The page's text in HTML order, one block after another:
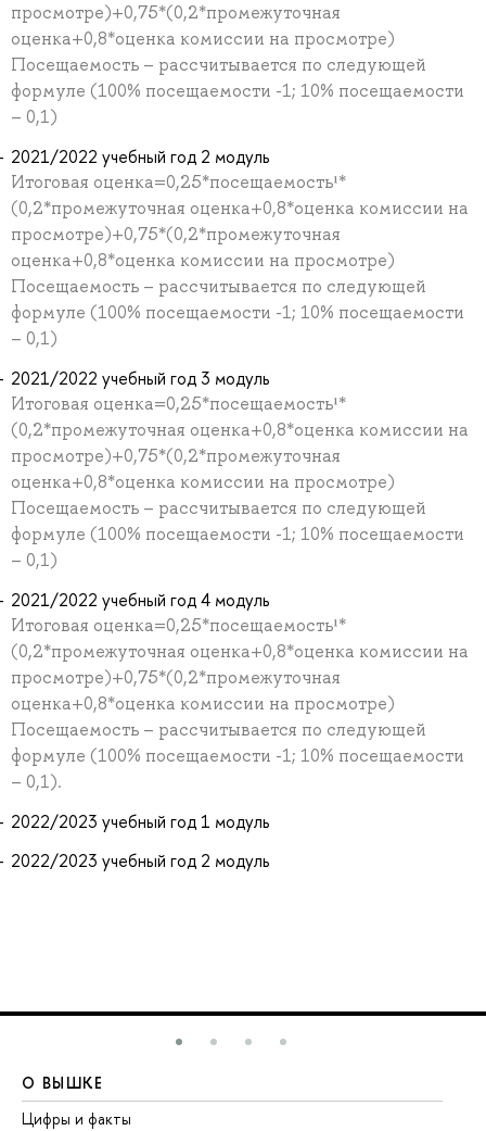
просмотре)+0,75*(0,2*промежуточная
оценка+0,8*оценка комиссии на просмотре)
Посещаемость – рассчитывается по следующей
формуле (100% посещаемости -1; 10% посещаемости
– 0,1)
2021/2022 учебный год 2 модуль
Итоговая оценка=0,25*посещаемость¹*
(0,2*промежуточная оценка+0,8*оценка комиссии на
просмотре)+0,75*(0,2*промежуточная
оценка+0,8*оценка комиссии на просмотре)
Посещаемость – рассчитывается по следующей
формуле (100% посещаемости -1; 10% посещаемости
– 0,1)
2021/2022 учебный год 3 модуль
Итоговая оценка=0,25*посещаемость¹*
(0,2*промежуточная оценка+0,8*оценка комиссии на
просмотре)+0,75*(0,2*промежуточная
оценка+0,8*оценка комиссии на просмотре)
Посещаемость – рассчитывается по следующей
формуле (100% посещаемости -1; 10% посещаемости
– 0,1)
2021/2022 учебный год 4 модуль
Итоговая оценка=0,25*посещаемость¹*
(0,2*промежуточная оценка+0,8*оценка комиссии на
просмотре)+0,75*(0,2*промежуточная
оценка+0,8*оценка комиссии на просмотре)
Посещаемость – рассчитывается по следующей
формуле (100% посещаемости -1; 10% посещаемости
– 0,1).
2022/2023 учебный год 1 модуль
2022/2023 учебный год 2 модуль
О ВЫШКЕ
Цифры и факты